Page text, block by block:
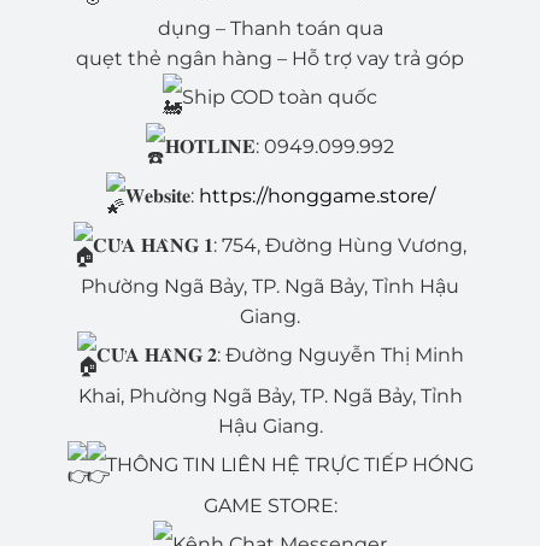
dụng – Thanh toán qua
quẹt thẻ ngân hàng – Hỗ trợ vay trả góp
Ship COD toàn quốc
𝐇𝐎𝐓𝐋𝐈𝐍𝐄: 0949.099.992
𝐖𝐞𝐛𝐬𝐢𝐭𝐞: https://honggame.store/
𝐂𝐔̛̉𝐀 𝐇𝐀̀𝐍𝐆 𝟏: 754, Đường Hùng Vương,
Phường Ngã Bảy, TP. Ngã Bảy, Tỉnh Hậu
Giang.
𝐂𝐔̛̉𝐀 𝐇𝐀̀𝐍𝐆 𝟐: Đường Nguyễn Thị Minh
Khai, Phường Ngã Bảy, TP. Ngã Bảy, Tỉnh
Hậu Giang.
THÔNG TIN LIÊN HỆ TRỰC TIẾP HÓNG
GAME STORE: